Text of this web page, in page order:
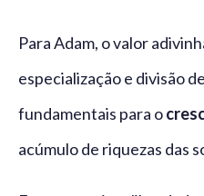
Para Adam, o valor
especialização e divisão
fundamentais para o
acúmulo de riquezas das